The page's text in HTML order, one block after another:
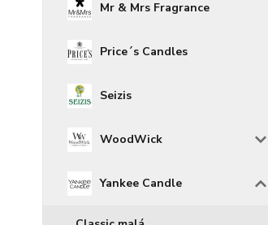
Mr & Mrs Fragrance
Price´s Candles
Seizis
WoodWick
Yankee Candle